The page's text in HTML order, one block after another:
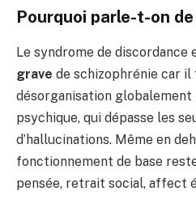
Pourquoi parle-t-on
Le syndrome de discordance
grave de schizophrénie car il
désorganisation globalement
psychique, qui dépasse les
d’hallucinations. Même en
fonctionnement de base
pensée, retrait social, affect